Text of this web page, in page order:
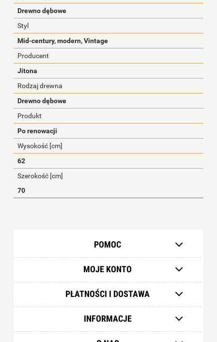
Drewno dębowe
Styl
Mid-century, modern, Vintage
Producent
Jitona
Rodzaj drewna
Drewno dębowe
Produkt
Po renowacji
Wysokość [cm]
62
Szerokość [cm]
70
POMOC
MOJE KONTO
PŁATNOŚCI I DOSTAWA
INFORMACJE